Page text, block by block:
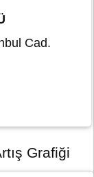
Cad.
Grafiği